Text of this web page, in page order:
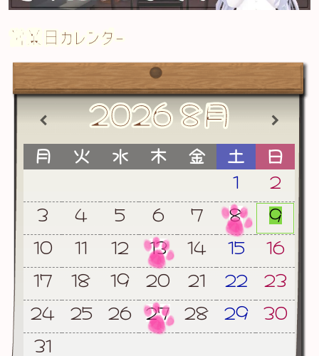
営業日カレンダー
2026 8月
月 火 水 木 金 土
日
1
2
3
4 5 6 7 8
9
10
11 12 13 14 15
16
17
18 19 20 21 22
23
24
25 26 27 28 29
30
31